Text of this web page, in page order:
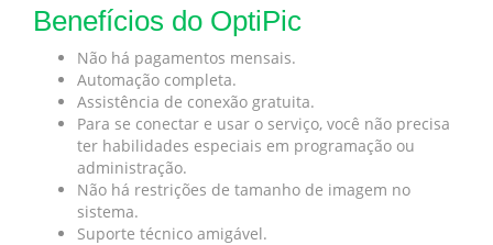
Benefícios do OptiPic
Não há pagamentos mensais.
Automação completa.
Assistência de conexão gratuita.
Para se conectar e usar o serviço, você não precisa
ter habilidades especiais em programação ou
administração.
Não há restrições de tamanho de imagem no
sistema.
Suporte técnico amigável.